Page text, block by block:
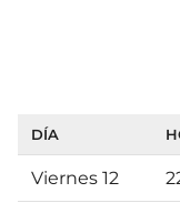
DÍA
Viernes 12